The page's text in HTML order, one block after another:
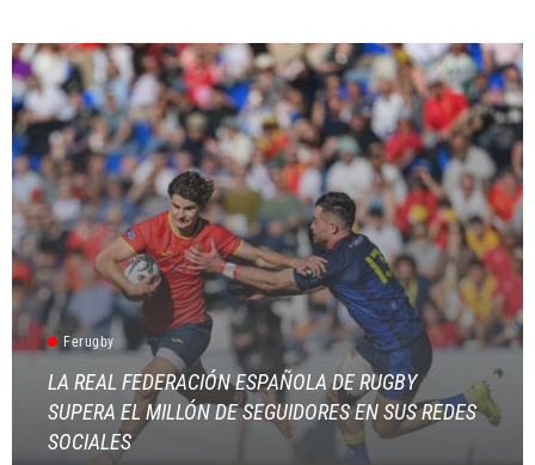
Ferugby
LA REAL FEDERACIÓN ESPAÑOLA DE RUGBY
SUPERA EL MILLÓN DE SEGUIDORES EN SUS REDES
SOCIALES